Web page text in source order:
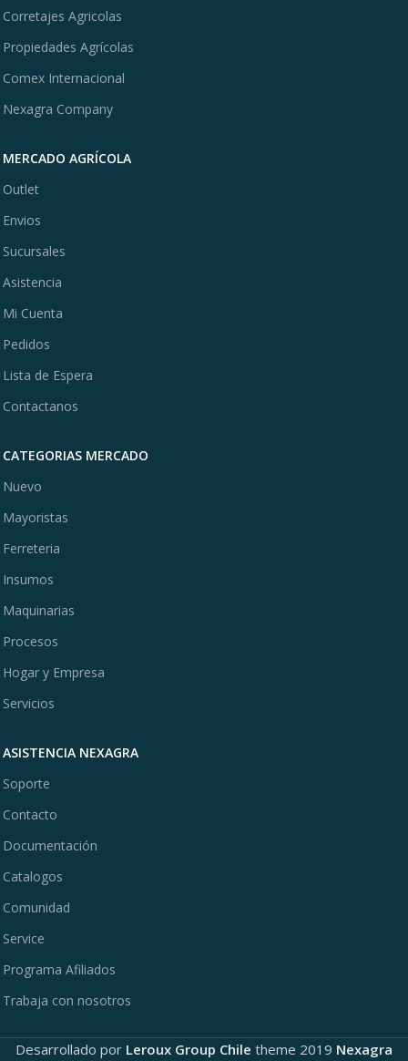
Corretajes Agricolas
Propiedades Agrícolas
Comex Internacional
Nexagra Company
MERCADO AGRÍCOLA
Outlet
Envios
Sucursales
Asistencia
Mi Cuenta
Pedidos
Lista de Espera
Contactanos
CATEGORIAS MERCADO
Nuevo
Mayoristas
Ferreteria
Insumos
Maquinarias
Procesos
Hogar y Empresa
Servicios
ASISTENCIA NEXAGRA
Soporte
Contacto
Documentación
Catalogos
Comunidad
Service
Programa Afiliados
Trabaja con nosotros
Desarrollado por Leroux Group Chile theme 2019 Nexagra